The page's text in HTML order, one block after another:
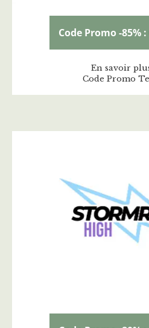
Code Promo -85% :
En savoir
Code Promo